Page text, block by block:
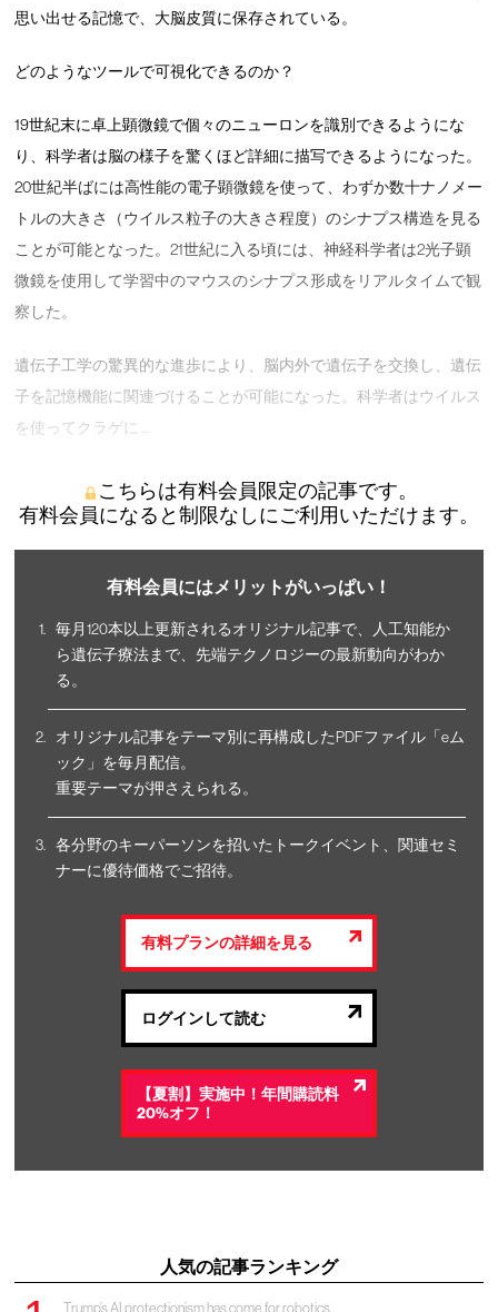
思い出せる記憶で、大脳皮質に保存されている。
どのようなツールで可視化できるのか？
19世紀末に卓上顕微鏡で個々のニューロンを識別できるようにな
り、科学者は脳の様子を驚くほど詳細に描写できるようになった。
20世紀半ばには高性能の電子顕微鏡を使って、わずか数十ナノメー
トルの大きさ（ウイルス粒子の大きさ程度）のシナプス構造を見る
ことが可能となった。21世紀に入る頃には、神経科学者は2光子顕
微鏡を使用して学習中のマウスのシナプス形成をリアルタイムで観
察した。
遺伝子工学の驚異的な進歩により、脳内外で遺伝子を交換し、遺伝
子を記憶機能に関連づけることが可能になった。科学者はウイルス
を使ってクラゲに …
こちらは有料会員限定の記事です。
有料会員になると制限なしにご利用いただけます。
有料会員にはメリットがいっぱい！
毎月120本以上更新されるオリジナル記事で、人工知能か
ら遺伝子療法まで、先端テクノロジーの最新動向がわか
る。
オリジナル記事をテーマ別に再構成したPDFファイル「eム
ック」を毎月配信。
重要テーマが押さえられる。
各分野のキーパーソンを招いたトークイベント、関連セミ
ナーに優待価格でご招待。
有料プランの詳細を見る
ログインして読む
【夏割】実施中！年間購読料
20%オフ！
人気の記事ランキング
Trump’s AI protectionism has come for robotics